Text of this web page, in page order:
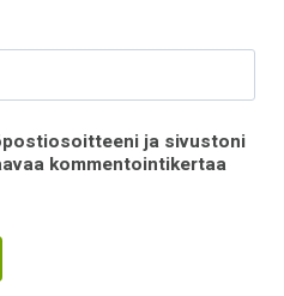
ja sivustoni
kommentointikertaa